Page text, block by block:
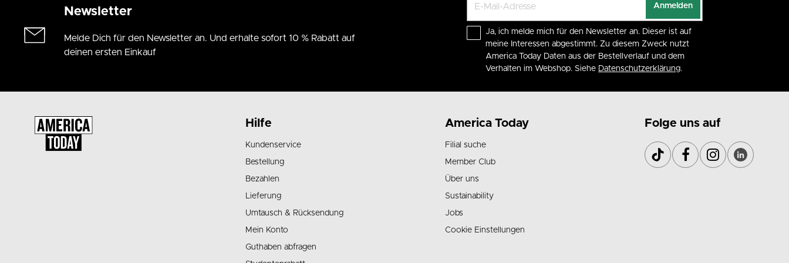
Newsletter
Melde Dich für den Newsletter an. Und erhalte sofort 10 % Rabatt auf
deinen ersten Einkauf
Anmelden
Ja, ich melde mich für den Newsletter an. Dieser ist auf
meine Interessen abgestimmt. Zu diesem Zweck nutzt
America Today Daten aus der Bestellverlauf und dem
Verhalten im Webshop. Siehe Datenschutzerklärung.
Hilfe
Kundenservice
Bestellung
Bezahlen
Lieferung
Umtausch & Rücksendung
Mein Konto
Guthaben abfragen
America Today
Filial suche
Member Club
Über uns
Sustainability
Jobs
Cookie Einstellungen
Folge uns auf